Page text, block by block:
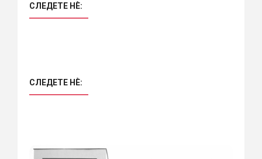
СЛЕДЕТЕ НÈ:
СЛЕДЕТЕ НÈ: